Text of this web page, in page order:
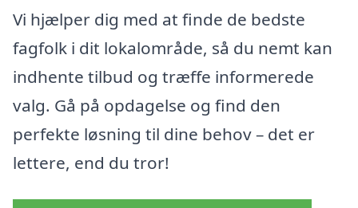
Vi hjælper dig med at finde de bedste
fagfolk i dit lokalområde, så du nemt kan
indhente tilbud og træffe informerede
valg. Gå på opdagelse og find den
perfekte løsning til dine behov – det er
lettere, end du tror!